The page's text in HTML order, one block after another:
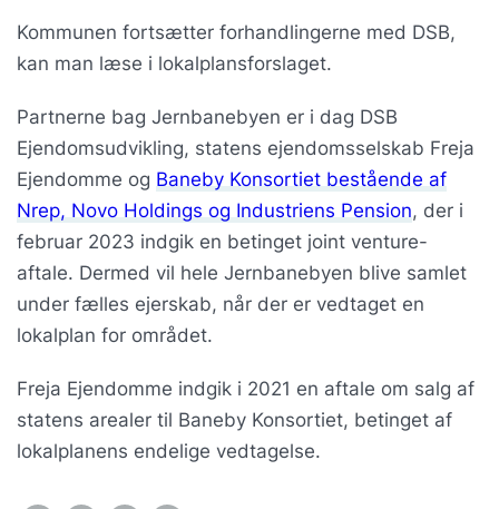
Kommunen fortsætter forhandlingerne med DSB,
kan man læse i lokalplansforslaget.
Partnerne bag Jernbanebyen er i dag DSB
Ejendomsudvikling, statens ejendomsselskab Freja
Ejendomme og Baneby Konsortiet bestående af
Nrep, Novo Holdings og Industriens Pension, der i
februar 2023 indgik en betinget joint venture-
aftale. Dermed vil hele Jernbanebyen blive samlet
under fælles ejerskab, når der er vedtaget en
lokalplan for området.
Freja Ejendomme indgik i 2021 en aftale om salg af
statens arealer til Baneby Konsortiet, betinget af
lokalplanens endelige vedtagelse.